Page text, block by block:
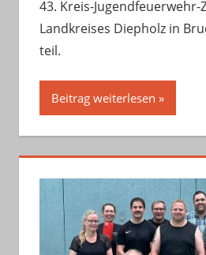
43. Kreis-Jugendfeuerwehr-
Landkreises Diepholz in
teil.
Beitrag weiterlesen